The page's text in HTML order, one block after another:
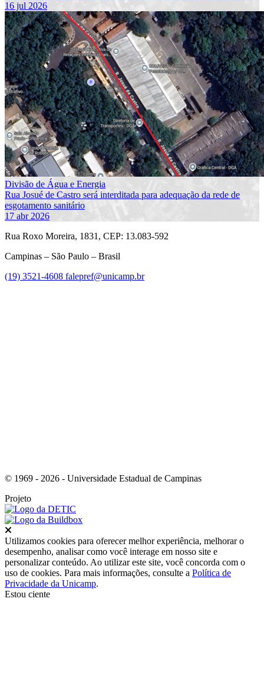
16 jul 2026
Divisão de Água e Energia
Rua Josué de Castro será interditada para adequação da rede de
esgotamento sanitário
17 abr 2026
Rua Roxo Moreira, 1831, CEP: 13.083-592
Campinas – São Paulo – Brasil
(19) 3521-4608 falepref@unicamp.br
© 1969 - 2026 - Universidade Estadual de Campinas
Projeto
Utilizamos cookies para oferecer melhor experiência, melhorar o
desempenho, analisar como você interage em nosso site e
personalizar conteúdo. Ao utilizar este site, você concorda com o
uso de cookies. Para mais informações, consulte a Política de
Privacidade da Unicamp.
Estou ciente